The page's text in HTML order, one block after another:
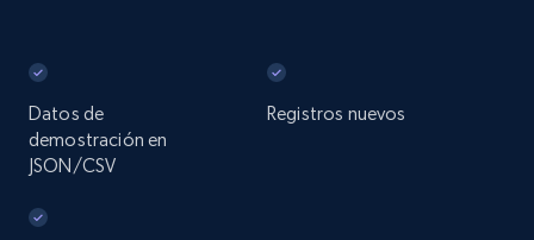
Datos de
demostración en
JSON/CSV
Registros nuevos